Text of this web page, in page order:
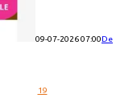
09-07-2026 07:00De
19